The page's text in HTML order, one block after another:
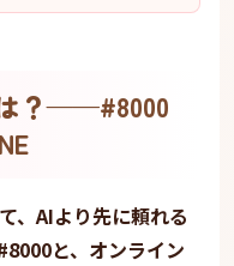
？——#8000
、AIより先に頼れる
と、オンライン